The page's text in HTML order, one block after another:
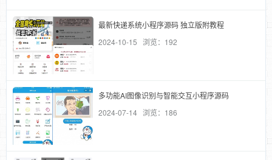
最新快递系统小程序源码 独立版附教程
2024-10-15 浏览：192
多功能AI图像识别与智能交互小程序源码
2024-07-14 浏览：186